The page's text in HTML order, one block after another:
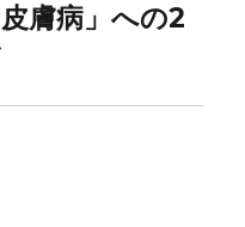
膚病」への2